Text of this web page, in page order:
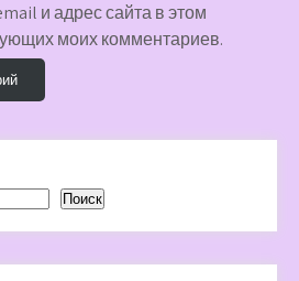
и адрес сайта в этом
моих комментариев.
Поиск